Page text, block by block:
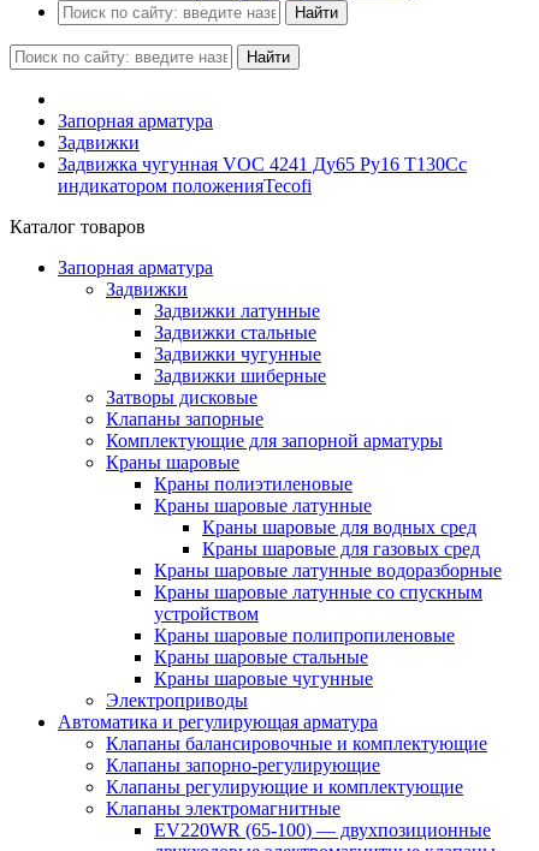
Найти
Найти
Запорная арматура
Задвижки
Задвижка чугунная VOC 4241 Ду65 Ру16 Т130Сс
индикатором положенияTecofi
Каталог товаров
Запорная арматура
Задвижки
Задвижки латунные
Задвижки стальные
Задвижки чугунные
Задвижки шиберные
Затворы дисковые
Клапаны запорные
Комплектующие для запорной арматуры
Краны шаровые
Краны полиэтиленовые
Краны шаровые латунные
Краны шаровые для водных сред
Краны шаровые для газовых сред
Краны шаровые латунные водоразборные
Краны шаровые латунные со спускным
устройством
Краны шаровые полипропиленовые
Краны шаровые стальные
Краны шаровые чугунные
Электроприводы
Автоматика и регулирующая арматура
Клапаны балансировочные и комплектующие
Клапаны запорно-регулирующие
Клапаны регулирующие и комплектующие
Клапаны электромагнитные
EV220WR (65-100) — двухпозиционные